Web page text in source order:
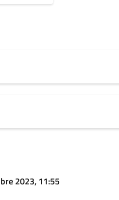
2023, 11:55